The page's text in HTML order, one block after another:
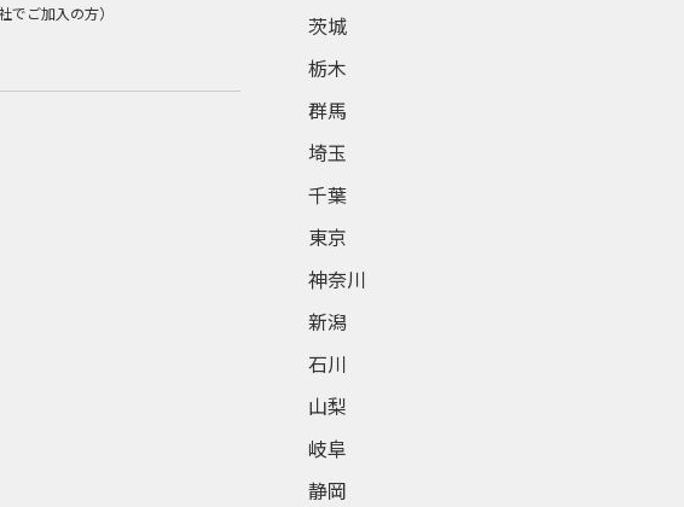
でご加入の方）
茨城
栃木
群馬
埼玉
千葉
東京
神奈川
新潟
石川
山梨
岐阜
静岡